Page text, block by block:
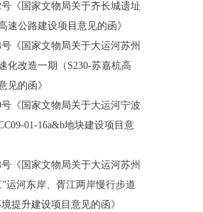
《国家文物局关于齐长城遗址
速公路建设项目意见的函》
《国家文物局关于大运河苏州
化改造一期（S230-苏嘉杭高
见的函》
《国家文物局关于大运河宁波
01-16a&b地块建设项目意
《国家文物局关于大运河苏州
运河东岸、胥江两岸慢行步道
提升建设项目意见的函》